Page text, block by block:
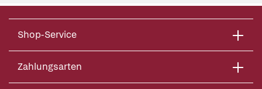
Shop-Service
Zahlungsarten